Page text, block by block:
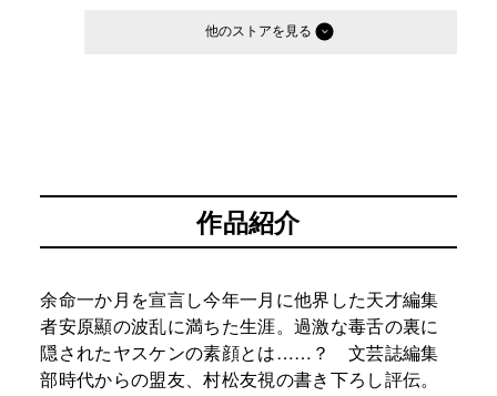
他のストア
作品紹介
余命一か月を宣言し今年一月に他界した天才編集
者安原顯の波乱に満ちた生涯。過激な毒舌の裏に
隠されたヤスケンの素顔とは……？ 文芸誌編集
部時代からの盟友、村松友視の書き下ろし評伝。